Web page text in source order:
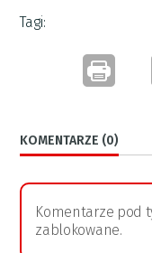
Tagi:
KOMENTARZE (0)
Komentarze pod
zablokowane.